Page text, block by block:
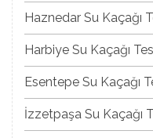
Haznedar Su Kaçağı
Harbiye Su Kaçağı
Esentepe Su Kaçağı
İzzetpaşa Su Kaçağı